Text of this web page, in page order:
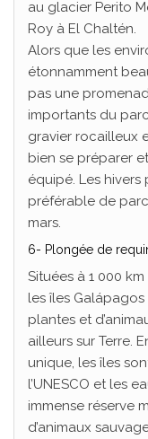
au glacier Perito
Roy à El Chaltén.
Alors que les
étonnamment
pas une
importants du
gravier rocailleux
bien se préparer
équipé. Les
préférable de
mars.
6- Plongée de
Situées à 1 000
les îles
plantes et
ailleurs sur Terre.
unique, les îles
l’UNESCO et les
immense réserve
d’animaux